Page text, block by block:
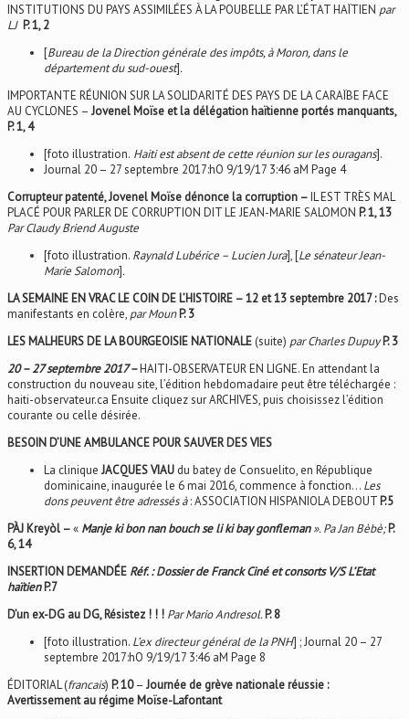
INSTITUTIONS DU PAYS ASSIMILÉES À LA POUBELLE PAR L’ÉTAT HAÏTIEN par
LJ P. 1, 2
[Bureau de la Direction générale des impôts, à Moron, dans le
département du sud-ouest].
IMPORTANTE RÉUNION SUR LA SOLIDARITÉ DES PAYS DE LA CARAÏBE FACE
AU CYCLONES – Jovenel Moïse et la délégation haïtienne portés manquants,
P. 1, 4
[foto illustration. Haiti est absent de cette réunion sur les ouragans].
Journal 20 – 27 septembre 2017:hO 9/19/17 3:46 aM Page 4
Corrupteur patenté, Jovenel Moïse dénonce la corruption –IL EST TRÈS MAL
PLACÉ POUR PARLER DE CORRUPTION DIT LE JEAN-MARIE SALOMON P. 1, 13
Par Claudy Briend Auguste
[foto illustration. Raynald Lubérice – Lucien Jura], [Le sénateur Jean-
Marie Salomon].
LA SEMAINE EN VRAC LE COIN DE L’HISTOIRE – 12 et 13 septembre 2017 :Des
manifestants en colère, par MounP. 3
LES MALHEURS DE LA BOURGEOISIE NATIONALE (suite) par Charles DupuyP. 3
20 – 27 septembre 2017 –HAITI-OBSERVATEUR EN LIGNE. En attendant la
construction du nouveau site, l’édition hebdomadaire peut être téléchargée :
haiti-observateur.ca Ensuite cliquez sur ARCHIVES, puis choisissez l’édition
courante ou celle désirée.
BESOIN D’UNE AMBULANCE POUR SAUVER DES VIES
La clinique JACQUES VIAU du batey de Consuelito, en République
dominicaine, inaugurée le 6 mai 2016, commence à fonction… Les
dons peuvent être adressés à: ASSOCIATION HISPANIOLA DEBOUT P.5
PÀJ Kreyòl –« Manje ki bon nan bouch se li ki bay gonfleman». PaJan Bèbè;P.
6, 14
INSERTION DEMANDÉE Réf. : Dossier de Franck Ciné et consorts V/S L’Etat
haïtienP.7
D’un ex-DG au DG, Résistez ! ! ! Par Mario Andresol.P. 8
[foto illustration. L’ex directeur général de la PNH] ; Journal 20 – 27
septembre 2017:hO 9/19/17 3:46 aM Page 8
ÉDITORIAL (francais) P. 10– Journée de grève nationale réussie :
Avertissement au régime Moïse-Lafontant